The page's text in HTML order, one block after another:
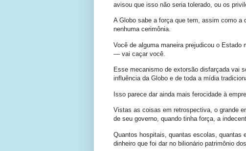
avisou que isso não seria tolerado, ou os
A Globo sabe a força que tem, assim como
nenhuma cerimônia.
Você de alguma maneira prejudicou o
— vai caçar você.
Esse mecanismo de extorsão disfarçada vai
influência da Globo e de toda a mídia
Isso parece dar ainda mais ferocidade à
Vistas as coisas em retrospectiva, o grande
de seu governo, quando tinha força, a
Quantos hospitais, quantas escolas, quantas
dinheiro que foi dar no bilionário patrimônio